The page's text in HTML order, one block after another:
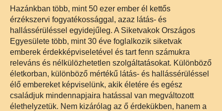
Hazánkban több, mint 50 ezer ember él kettős
érzékszervi fogyatékossággal, azaz látás- és
hallássérüléssel egyidejűleg. A Siketvakok Országos
Egyesülete több, mint 30 éve foglalkozik siketvak
emberek érdekképviseletével és tart fenn számukra
releváns és nélkülözhetetlen szolgáltatásokat. Különböző
életkorban, különböző mértékű látás- és hallássérüléssel
élő embereket képviselünk, akik életére és egész
családjuk mindennapjaira hatással van megváltozott
élethelyzetük. Nem kizárólag az ő érdekükben, hanem a